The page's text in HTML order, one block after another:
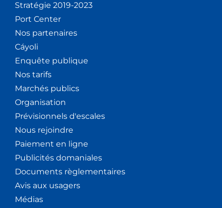
Stratégie 2019-2023
Port Center
Nos partenaires
Cáyoli
Enquête publique
Nos tarifs
Marchés publics
Organisation
Prévisionnels d'escales
Nous rejoindre
Paiement en ligne
Publicités domaniales
Documents règlementaires
Avis aux usagers
Médias